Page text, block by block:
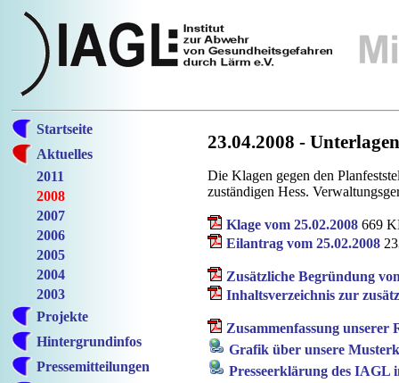
Startseite
Aktuelles
2011
2008
2007
2006
2005
2004
2003
Projekte
Hintergrundinfos
Pressemitteilungen
23.04.2008 -
Die Klagen gegen den
zuständigen Hess.
Klage vom 25.02.2008 669
Eilantrag vom 25.02.2008
Zusätzliche Begründung
Inhaltsverzeichnis zur
Zusammenfassung unserer
Grafik über unsere
Presseerklärung des IAGL